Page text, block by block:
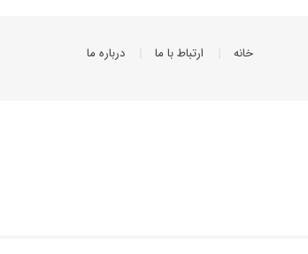
خانه ارتباط با ما درباره ما